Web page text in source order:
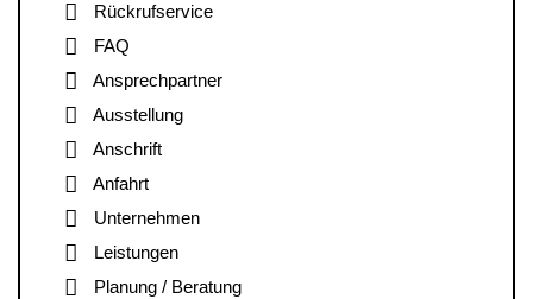
Rückrufservice
FAQ
Ansprechpartner
Ausstellung
Anschrift
Anfahrt
Unternehmen
Leistungen
Planung / Beratung